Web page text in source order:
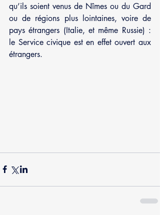
qu’ils soient venus de Nîmes ou du Gard
ou de régions plus lointaines, voire de
pays étrangers (Italie, et même Russie) :
le Service civique est en effet ouvert aux
étrangers.